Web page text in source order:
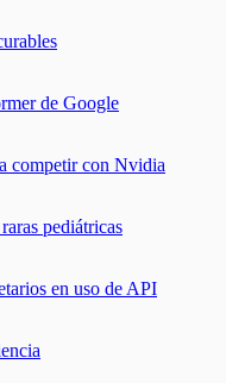
de Google
competir con Nvidia
pediátricas
en uso de API